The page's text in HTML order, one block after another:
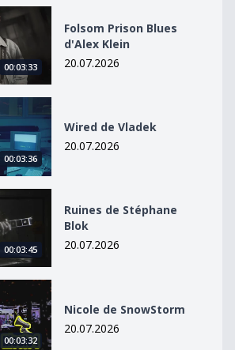
d&#039;Alex Klein
00:03:33
Folsom Prison Blues
d'Alex Klein
20.07.2026
00:03:36
Wired de Vladek
20.07.2026
Blok
00:03:45
Ruines de Stéphane
Blok
20.07.2026
00:03:32
Nicole de SnowStorm
20.07.2026